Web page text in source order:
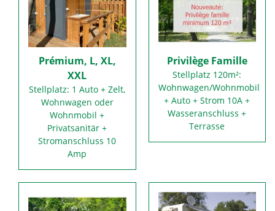
Prémium, L, XL,
XXL
Stellplatz: 1 Auto + Zelt,
Wohnwagen oder
Wohnmobil +
Privatsanitär +
Stromanschluss 10
Amp
Privilège Famille
Stellplatz 120m²:
Wohnwagen/Wohnmobil
+ Auto + Strom 10A +
Wasseranschluss +
Terrasse